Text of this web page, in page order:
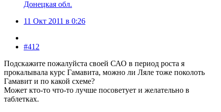
Донецкая обл.
11 Окт 2011 в 0:26
#412
Подскажите пожалуйста своей САО в период роста я
прокалывала курс Гамавита, можно ли Ляле тоже поколоть
Гамавит и по какой схеме?
Может кто-то что-то лучше посоветует и желательно в
таблетках.